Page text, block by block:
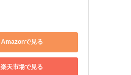
Amazonで見る
楽天市場で見る